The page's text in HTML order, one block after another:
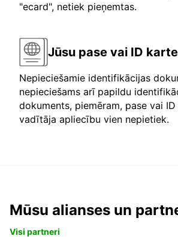
"ecard", netiek pieņemtas.
Jūsu pase vai ID karte
Nepieciešamie identifikācijas
nepieciešams arī papildu
dokuments, piemēram, pase vai
vadītāja apliecību vien nepietiek.
Mūsu alianses un
Visi partneri